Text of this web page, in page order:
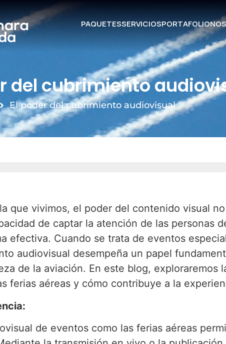
PAQUETESSERVICIOSPORTAFOLIO
del cubrimiento
El poder del cubrimiento audiovisual
que vivimos, el poder del contenido visual
de captar la atención de las personas
efectiva. Cuando se trata de eventos
audiovisual desempeña un papel
de la aviación. En este blog, exploraremos
ferias aéreas y cómo contribuye a la
de eventos como las ferias aéreas